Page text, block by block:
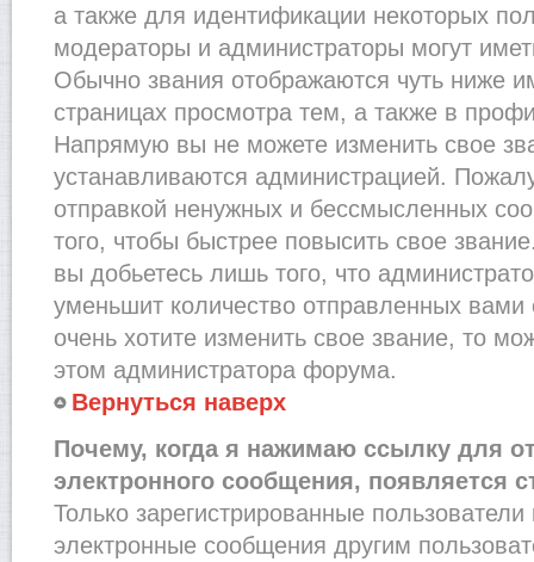
а также для идентификации некоторых
модераторы и администраторы могут
Обычно звания отображаются чуть ниже
страницах просмотра тем, а также в
Напрямую вы не можете изменить свое
устанавливаются администрацией.
отправкой ненужных и бессмысленных
того, чтобы быстрее повысить свое
вы добьетесь лишь того, что
уменьшит количество отправленных
очень хотите изменить свое звание, то
этом администратора форума.
Вернуться наверх
Почему, когда я нажимаю ссылку для
электронного сообщения, появляется
Только зарегистрированные пользователи
электронные сообщения другим